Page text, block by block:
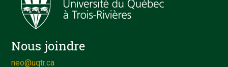
Nous joindre
neo@uqtr.ca